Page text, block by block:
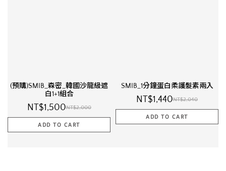
(預購)SMIB_森密_韓國沙龍級遮
白1+1組合
NT$1,500NT$2,000
SMIB_1分鐘蛋白柔護髮素兩入
NT$1,440NT$2,040